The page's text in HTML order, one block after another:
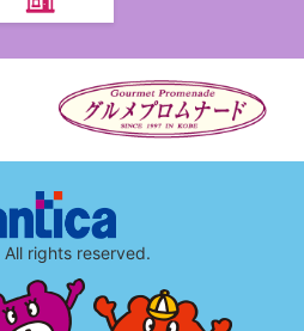
rights reserved.